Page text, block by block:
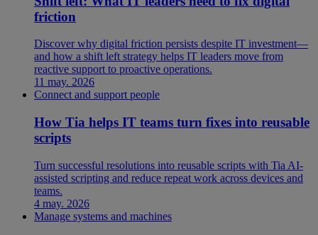
friction
Discover why digital friction persists despite IT investment—
and how a shift left strategy helps IT leaders move from
reactive support to proactive operations.
11 may. 2026
Connect and support people
How Tia helps IT teams turn fixes into reusable
scripts
Turn successful resolutions into reusable scripts with Tia AI-
assisted scripting and reduce repeat work across devices and
teams.
4 may. 2026
Manage systems and machines